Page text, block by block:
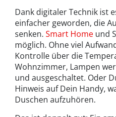
Dank digitaler Technik ist
einfacher geworden, die
senken. Smart Home und
möglich. Ohne viel
Kontrolle über die
Wohnzimmer, Lampen
und ausgeschaltet. Oder
Hinweis auf Dein Handy,
Duschen aufzuhören.